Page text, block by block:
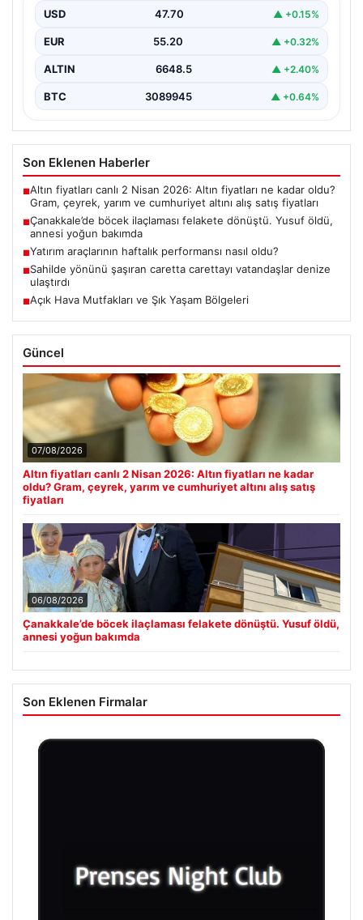
USD 47.70 ▲ +0.15%
EUR 55.20 ▲ +0.32%
ALTIN 6648.5 ▲ +2.40%
BTC 3089945 ▲ +0.64%
Son Eklenen Haberler
■Altın fiyatları canlı 2 Nisan 2026: Altın fiyatları ne kadar oldu?
Gram, çeyrek, yarım ve cumhuriyet altını alış satış fiyatları
■Çanakkale’de böcek ilaçlaması felakete dönüştü. Yusuf öldü,
annesi yoğun bakımda
■Yatırım araçlarının haftalık performansı nasıl oldu?
■Sahilde yönünü şaşıran caretta carettayı vatandaşlar denize
ulaştırdı
■Açık Hava Mutfakları ve Şık Yaşam Bölgeleri
Güncel
07/08/2026
Altın fiyatları canlı 2 Nisan 2026: Altın fiyatları ne kadar
oldu? Gram, çeyrek, yarım ve cumhuriyet altını alış satış
fiyatları
06/08/2026
Çanakkale’de böcek ilaçlaması felakete dönüştü. Yusuf öldü,
annesi yoğun bakımda
Son Eklenen Firmalar